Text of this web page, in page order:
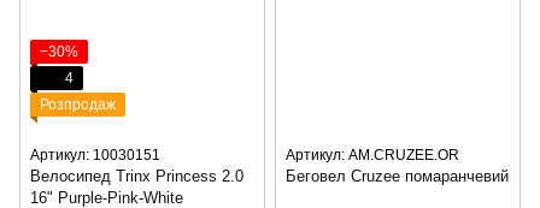
−30%
4
Розпродаж
Артикул: 10030151
Велосипед Trinx Princess 2.0
16" Purple-Pink-White
Артикул: AM.CRUZEE.OR
Беговел Cruzee помаранчевий